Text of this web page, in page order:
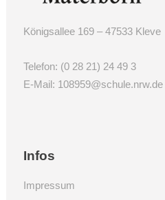
Königsallee 169 – 47533 Kleve
Telefon: (0 28 21) 24 49 3
E-Mail: 108959@schule.nrw.de
Infos
Impressum